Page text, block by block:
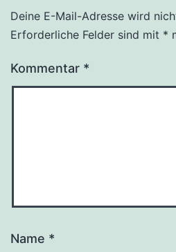
Deine E-Mail-Adresse wird
Erforderliche Felder sind mit *
Kommentar *
Name *